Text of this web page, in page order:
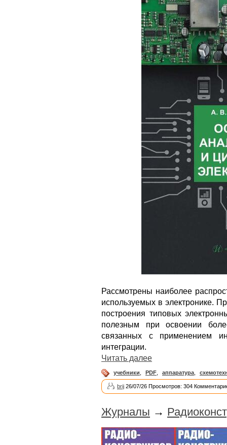
Рассмотрены наиболее
используемых в электронике.
построения типовых
полезным при освоении
связанных с применением
интеграции.
Читать далее
учебники PDF аппаратура
brij 26/07/26 Просмотров: 304
Журналы →